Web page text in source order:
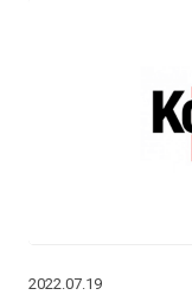
2022.07.19